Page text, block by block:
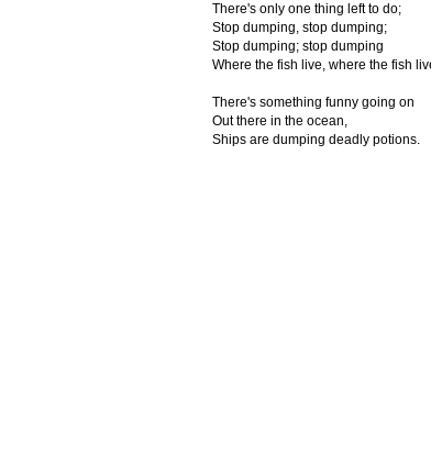
There's only one thing left to do;
Stop dumping, stop dumping;
Stop dumping; stop dumping
Where the fish live, where the fish
There's something funny going on
Out there in the ocean,
Ships are dumping deadly potions.